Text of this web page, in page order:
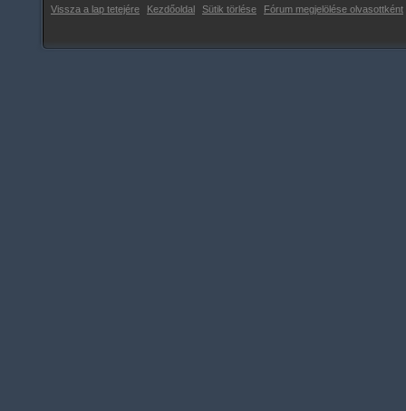
Vissza a lap tetejére Kezdőoldal Sütik törlése Fórum megjelölése olvasottként